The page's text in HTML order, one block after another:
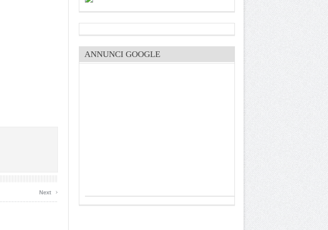
Next ›
ANNUNCI GOOGLE